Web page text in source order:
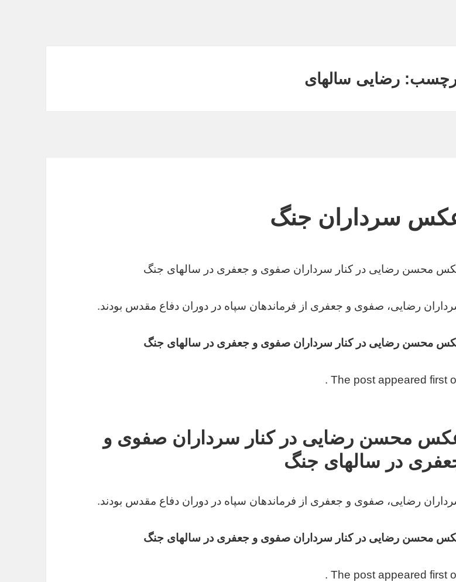
رضایی سالهای
سرداران جنگ
محسن رضایی در کنار سرداران صفوی و جعفری در سالهای جنگ
رضایی، صفوی و جعفری از فرماندهان سپاه در دوران دفاع مقدس بودند.
محسن رضایی در کنار سرداران صفوی و جعفری در سالهای جنگ
The post appeared first
محسن رضایی در کنار سرداران صفوی و
در سالهای جنگ
رضایی، صفوی و جعفری از فرماندهان سپاه در دوران دفاع مقدس بودند.
محسن رضایی در کنار سرداران صفوی و جعفری در سالهای جنگ
The post appeared first